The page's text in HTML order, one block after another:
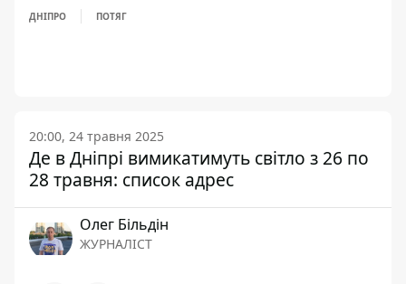
ДНІПРО ПОТЯГ
20:00, 24 травня 2025
Де в Дніпрі вимикатимуть світло з 26 по
28 травня: список адрес
Олег Більдін
ЖУРНАЛІСТ